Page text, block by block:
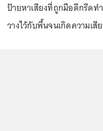
ป้ายหาเสียงที่ถูกมือดีกรีดท
วางไว้กับพื้นจนเกิดความเสี